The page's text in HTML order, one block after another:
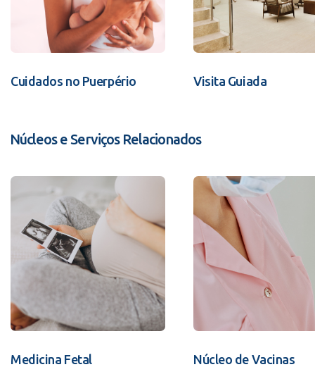
Cuidados no Puerpério Visita Guiada
Núcleos e Serviços Relacionados
Medicina Fetal Núcleo de Vacinas